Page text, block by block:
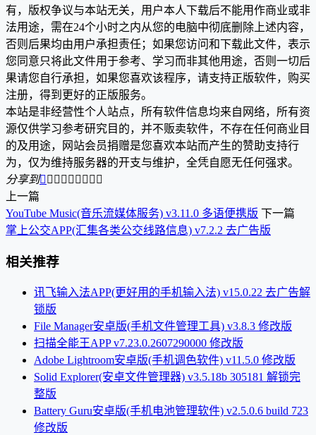
有，版权争议与本站无关，用户本人下载后不能用作商业或非
法用途，需在24个小时之内从您的电脑中彻底删除上述内容，
否则后果均由用户承担责任；如果您访问和下载此文件，表示
您同意只将此文件用于参考、学习而非其他用途，否则一切后
果请您自行承担，如果您喜欢该程序，请支持正版软件，购买
注册，得到更好的正版服务。
本站是非经营性个人站点，所有软件信息均来自网络，所有资
源仅供学习参考研究目的，并不贩卖软件，不存在任何商业目
的及用途，网站会员捐赠是您喜欢本站而产生的赞助支持行
为，仅为维持服务器的开支与维护，全凭自愿无任何强求。
分享到        
上一篇
YouTube Music(音乐流媒体服务) v3.11.0 多语便携版 下一篇
掌上公交APP(汇集各类公交线路信息) v7.2.2 去广告版
相关推荐
讯飞输入法APP(更好用的手机输入法) v15.0.22 去广告解
锁版
File Manager安卓版(手机文件管理工具) v3.8.3 修改版
扫描全能王APP v7.23.0.2607290000 修改版
Adobe Lightroom安卓版(手机调色软件) v11.5.0 修改版
Solid Explorer(安卓文件管理器) v3.5.18b 305181 解锁完
整版
Battery Guru安卓版(手机电池管理软件) v2.5.0.6 build 723
修改版